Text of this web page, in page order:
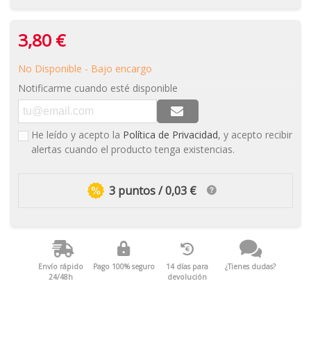
3,80 €
No Disponible - Bajo encargo
Notificarme cuando esté disponible
He leído y acepto la Política de Privacidad, y acepto recibir
alertas cuando el producto tenga existencias.
3 puntos / 0,03 €
Envío rápido
24/48h
Pago 100% seguro
14 días para
devolución
¿Tienes dudas?